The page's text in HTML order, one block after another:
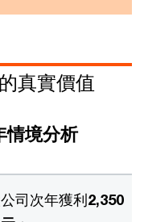
真實價值
情境分析
司次年獲利2,350